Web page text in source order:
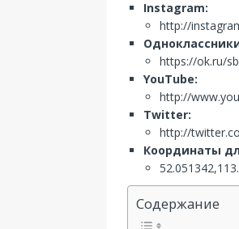
Instagram:
http://
https://ok.ru/
YouTube:
http://
Twitter:
http://
Координаты
Содержание